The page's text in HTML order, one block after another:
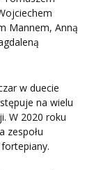
Mannem, Anną
w duecie
na wielu
W 2020 roku
zespołu